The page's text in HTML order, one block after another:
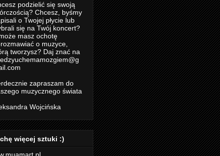
podzielić się swoją
Chcesz, byśmy
o Twojej płycie lub
się na Twój koncert?
masz ochotę
o muzyce,
tworzysz? Daj znać na
zapraszam do
muzycznego świata
Wojcińska
więcej sztuki :)